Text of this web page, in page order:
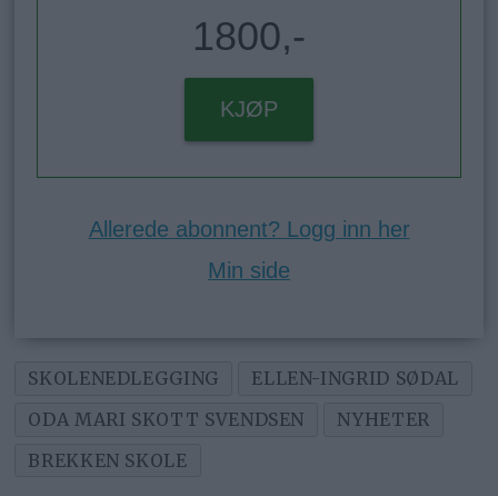
1800,-
KJØP
Allerede abonnent? Logg inn her
Min side
SKOLENEDLEGGING
ELLEN-INGRID SØDAL
ODA MARI SKOTT SVENDSEN
NYHETER
BREKKEN SKOLE